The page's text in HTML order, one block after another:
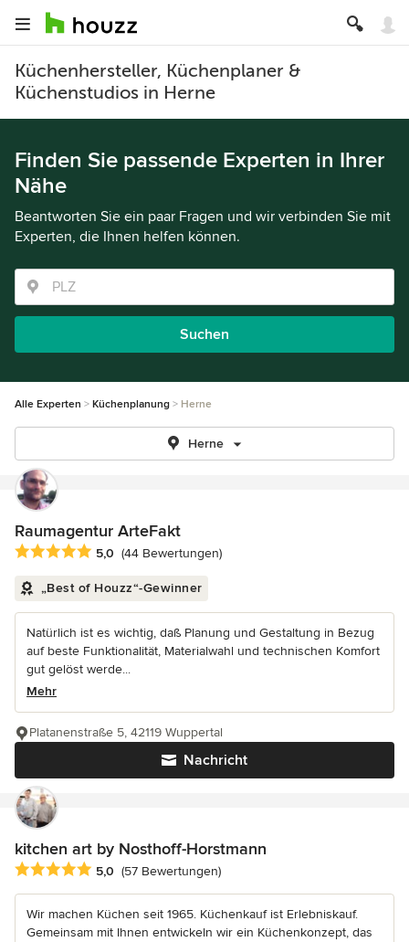
Küchenhersteller, Küchenplaner &
Küchenstudios in Herne
Finden Sie passende Experten in Ihrer
Nähe
Beantworten Sie ein paar Fragen und wir verbinden Sie mit
Experten, die Ihnen helfen können.
Suchen
Alle Experten Küchenplanung Herne
Herne
Raumagentur ArteFakt
Durchschnittliche Bewertung: 5 von 5 Sternen
5,0 (44 Bewertungen)
„Best of Houzz“-Gewinner
Natürlich ist es wichtig, daß Planung und Gestaltung in Bezug
auf beste Funktionalität, Materialwahl und technischen Komfort
gut gelöst werde...
Mehr
Nachricht
Platanenstraße 5, 42119 Wuppertal
kitchen art by Nosthoff-Horstmann
Durchschnittliche Bewertung: 5 von 5 Sternen
5,0 (57 Bewertungen)
Wir machen Küchen seit 1965. Küchenkauf ist Erlebniskauf.
Gemeinsam mit Ihnen entwickeln wir ein Küchenkonzept, das